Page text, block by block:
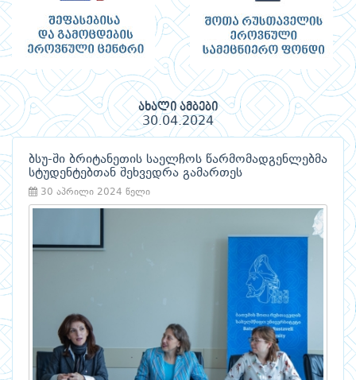
ახალი ამბები
30.04.2024
ბსუ-ში ბრიტანეთის საელჩოს წარმომადგენლებმა
სტუდენტებთან შეხვედრა გამართეს
30 აპრილი 2024 წელი